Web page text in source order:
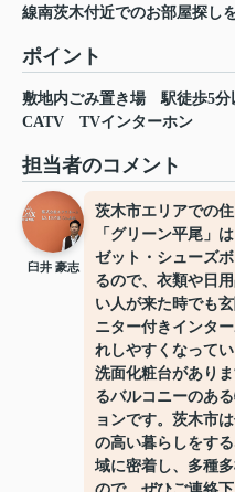
線南茨木付近でのお部屋探し
ポイント
敷地内ごみ置き場 駅徒歩5分
CATV
TVインターホン
担当者のコメント
臼井 豪志
茨木市エリアでの
「グリーン平尾」
ゼット・シューズ
るので、衣類や日
い人が来た時でも
ニター付きインタ
れしやすくなって
洗面化粧台があり
るバルコニーのあ
ョンです。茨木市
の高い暮らしをす
域に密着し、多種